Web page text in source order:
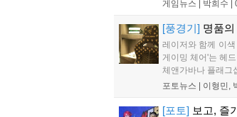
게임뉴스 | 박희수
[풍경기] 명품
레이저와 함께 이
게이밍 체어'는 헤
체앤가바나 플래그
서, 리그 오브 레전
포토뉴스 | 이형민,
[포토] 보고, 즐